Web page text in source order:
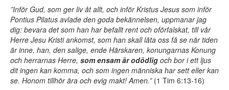
”Inför Gud, som ger liv åt allt, och inför Kristus Jesus som inför
Pontius Pilatus avlade den goda bekännelsen, uppmanar jag
dig: bevara det som han har befallt rent och oförfalskat, till vår
Herre Jesu Kristi ankomst, som han skall låta oss få se när tiden
är inne, han, den salige, ende Härskaren, konungarnas Konung
och herrarnas Herre, som ensam är odödlig och bor i ett ljus
dit ingen kan komma, och som ingen människa har sett eller kan
se. Honom tillhör ära och evig makt! Amen.”(1 Tim 6:13-16)